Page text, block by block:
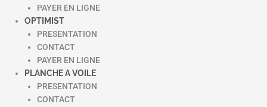
PAYER EN LIGNE
OPTIMIST
PRESENTATION
CONTACT
PAYER EN LIGNE
PLANCHE A VOILE
PRESENTATION
CONTACT